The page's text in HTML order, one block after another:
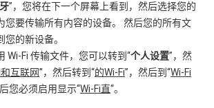
”，您将在下一个屏幕上看到，然后选择您的
您要传输所有内容的设备。 然后您的所有文
的新设备。
Wi-Fi 传输文件，您可以转到“个人设置”，然
互联网”，然后转到“的Wi-Fi”，然后到“Wi-Fi
您必须启用显示“Wi-Fi直“。